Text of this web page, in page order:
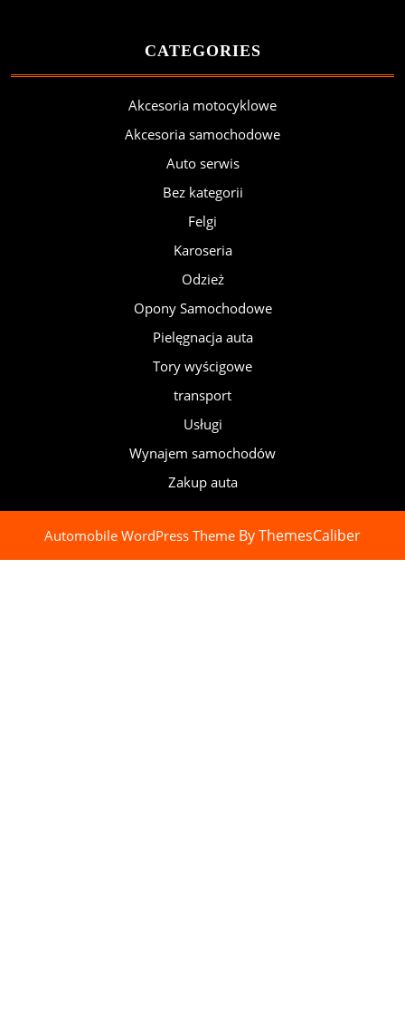
CATEGORIES
Akcesoria motocyklowe
Akcesoria samochodowe
Auto serwis
Bez kategorii
Felgi
Karoseria
Odzież
Opony Samochodowe
Pielęgnacja auta
Tory wyścigowe
transport
Usługi
Wynajem samochodów
Zakup auta
Automobile WordPress Theme By ThemesCaliber